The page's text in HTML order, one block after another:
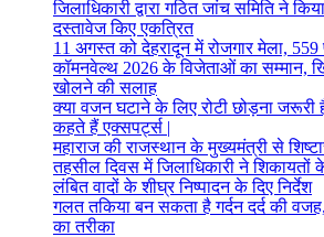
जिलाधिकारी द्वारा गठित जांच समिति ने
दस्तावेज किए एकत्रित
11 अगस्त को देहरादून में रोजगार मेला, 559
कॉमनवेल्थ 2026 के विजेताओं का सम्मान,
खोलने की सलाह
क्या वजन घटाने के लिए रोटी छोड़ना
कहते हैं एक्सपर्ट्स |
महाराज की राजस्थान के मुख्यमंत्री से
तहसील दिवस में जिलाधिकारी ने शिकायतों
लंबित वादों के शीघ्र निष्पादन के दिए निर्देश
गलत तकिया बन सकता है गर्दन दर्द की
का तरीका